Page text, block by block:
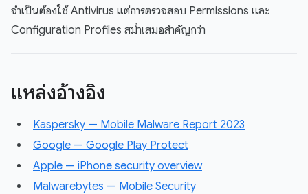
จำเป็นต้องใช้ Antivirus แต่การตรวจสอบ Permissions และ
Configuration Profiles สม่ำเสมอสำคัญกว่า
แหล่งอ้างอิง
Kaspersky — Mobile Malware Report 2023
Google — Google Play Protect
Apple — iPhone security overview
Malwarebytes — Mobile Security